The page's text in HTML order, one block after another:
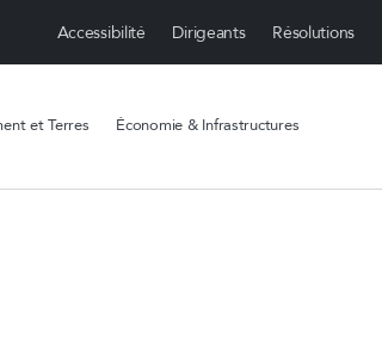
Accessibilité Dirigeants Résolutions
et Terres Économie & Infrastructures